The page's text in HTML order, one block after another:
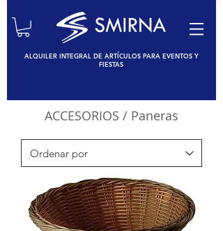
ALQUILER INTEGRAL DE ARTÍCULOS PARA EVENTOS Y
FIESTAS
ACCESORIOS / Paneras